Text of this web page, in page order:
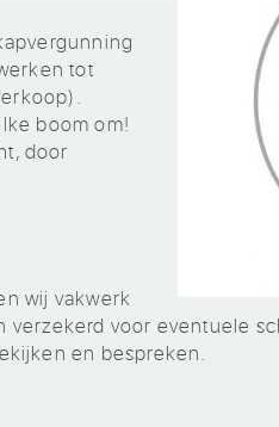
tot
boom om!
door
wij vakwerk
voor eventuele
en bespreken.